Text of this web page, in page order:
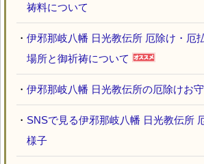
祷料について
・ 伊邪那岐八幡 日光教伝所 厄除け・厄
場所と御祈祷について
・ 伊邪那岐八幡 日光教伝所の厄除けお
・ SNSで見る伊邪那岐八幡 日光教伝所
様子